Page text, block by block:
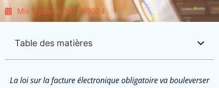
Mis à jour le 28/10/2024
Table des matières
La loi sur la facture électronique obligatoire va bouleverser